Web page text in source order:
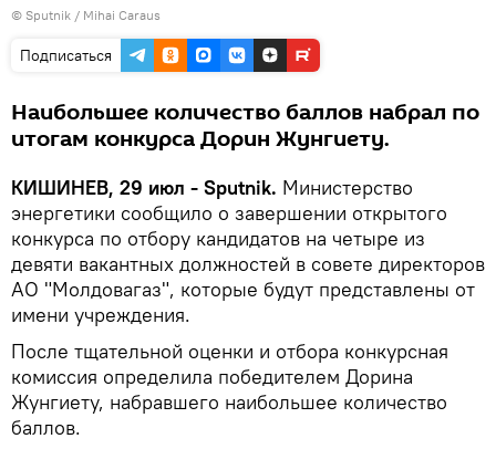
© Sputnik / Mihai Caraus
Подписаться
Наибольшее количество баллов набрал по
итогам конкурса Дорин Жунгиету.
КИШИНЕВ, 29 июл - Sputnik. Министерство
энергетики сообщило о завершении открытого
конкурса по отбору кандидатов на четыре из
девяти вакантных должностей в совете директоров
АО "Молдовагаз", которые будут представлены от
имени учреждения.
После тщательной оценки и отбора конкурсная
комиссия определила победителем Дорина
Жунгиету, набравшего наибольшее количество
баллов.